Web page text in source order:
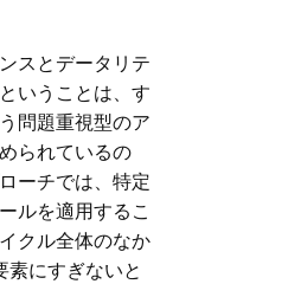
スとデータリテ
いうことは、す
問題重視型のア
られているの
ーチでは、特定
ルを適用するこ
クル全体のなか
素にすぎないと